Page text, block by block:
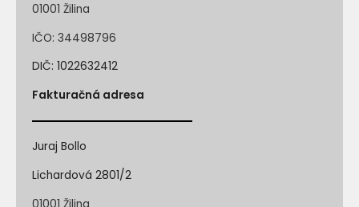
01001 Žilina
IČO: 34498796
DIČ: 1022632412
Fakturačná adresa
Juraj Bollo
Lichardová 2801/2
01001 Žilina